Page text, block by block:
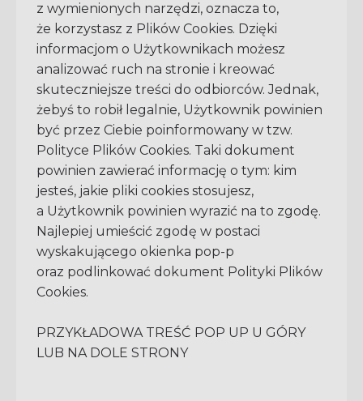
z wymienionych narzędzi, oznacza to,
że korzystasz z Plików Cookies. Dzięki
informacjom o Użytkownikach możesz
analizować ruch na stronie i kreować
skuteczniejsze treści do odbiorców. Jednak,
żebyś to robił legalnie, Użytkownik powinien
być przez Ciebie poinformowany w tzw.
Polityce Plików Cookies. Taki dokument
powinien zawierać informację o tym: kim
jesteś, jakie pliki cookies stosujesz,
a Użytkownik powinien wyrazić na to zgodę.
Najlepiej umieścić zgodę w postaci
wyskakującego okienka pop-p
oraz podlinkować dokument Polityki Plików
Cookies.
PRZYKŁADOWA TREŚĆ POP UP U GÓRY
LUB NA DOLE STRONY